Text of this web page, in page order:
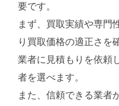
要です。
まず、買取実績や専門
り買取価格の適正さを
業者に見積もりを依頼
者を選べます。
また、信頼できる業者